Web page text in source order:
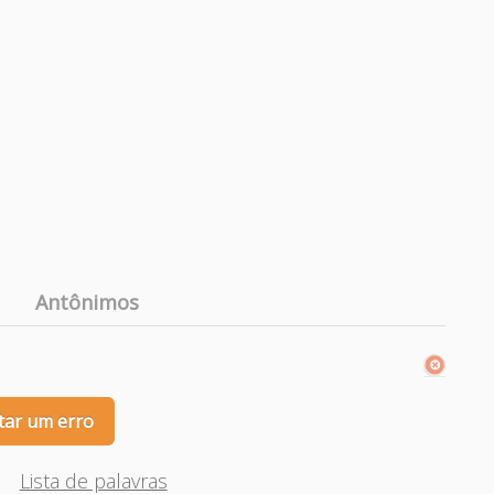
Antônimos
um erro
Lista de palavras